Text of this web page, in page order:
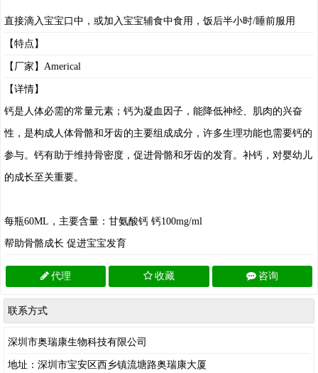
直接滴入宝宝口中，或加入宝宝辅食中食用，饭后半小时/睡前服用
【特点】
【厂家】Americal
【详情】
钙是人体必需的常量元素；钙为凝血因子，能降低神经、肌肉的兴奋
性，是构成人体骨骼和牙齿的主要组成成分，许多生理功能也需要钙的
参与。钙有助于维持骨密度，促进骨骼和牙齿的发育。补钙，对婴幼儿
的成长至关重要。
每瓶60ML，主要含量：甘氨酸钙 钙100mg/ml
帮助骨骼成长 促进宝宝发育
代理 收藏 咨询
联系方式
深圳市奥瑞康生物科技有限公司
地址：深圳市宝安区西乡镇流塘路奥瑞康大厦